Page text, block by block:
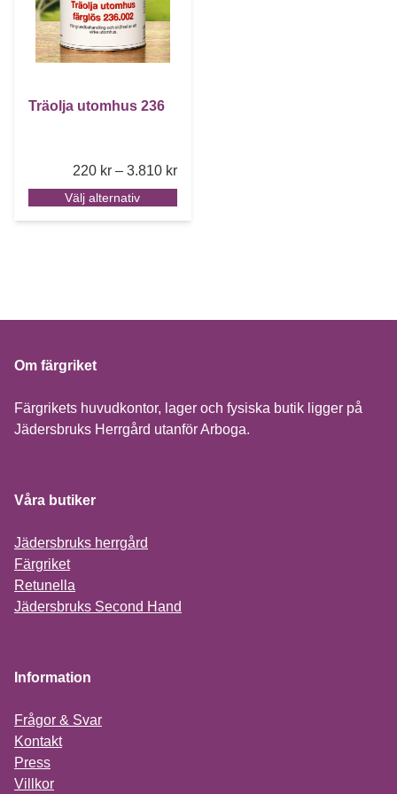
Träolja utomhus 236
220 kr – 3.810 krPrice range: 220 kr through 3.810
Välj alternativ
Om färgriket
Färgrikets huvudkontor, lager och fysiska butik ligger på
Jädersbruks Herrgård utanför Arboga.
Våra butiker
Jädersbruks herrgård
Färgriket
Retunella
Jädersbruks Second Hand
Information
Frågor & Svar
Kontakt
Press
Villkor